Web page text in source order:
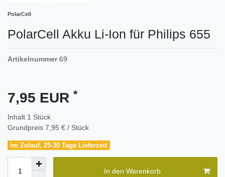
PolarCell
PolarCell Akku Li-Ion für Philips 655
Artikelnummer 69
7,95 EUR *
Inhalt 1 Stück
Grundpreis 7,95 € / Stück
im Zulauf, 25-30 Tage Lieferzeit
In den Warenkorb